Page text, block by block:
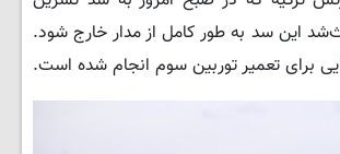
این سد به طور کامل از مدار خارج شود.
برای تعمیر توربین سوم انجام شده است.